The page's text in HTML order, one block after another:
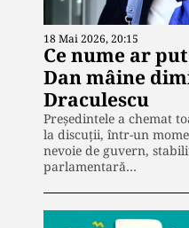
18 Mai 2026, 20:15
Ce nume ar
Dan mâine
Draculescu
Președintele a chemat
la discuții, într-un
nevoie de guvern,
parlamentară…